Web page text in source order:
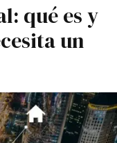
qué es y
un